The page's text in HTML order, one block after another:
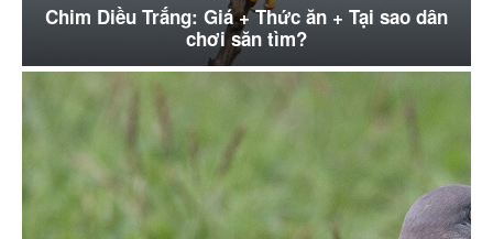
Chim Diều Trắng: Giá + Thức ăn + Tại sao dân
chơi săn tìm?